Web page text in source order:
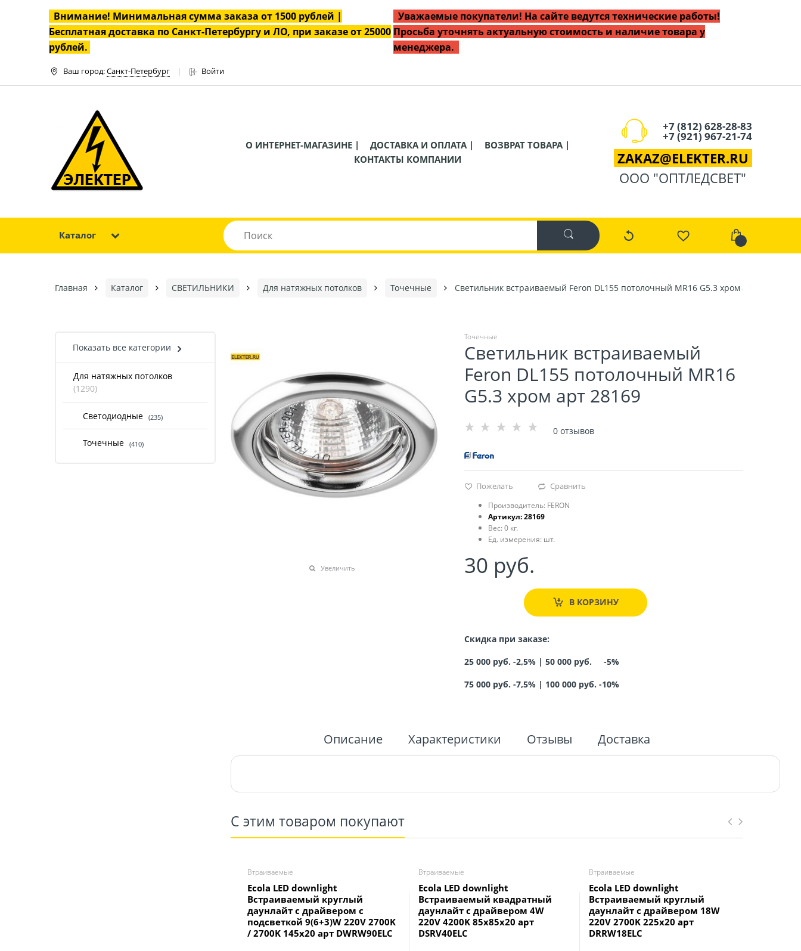
Внимание! Минимальная сумма заказа от 1500 рублей |
Бесплатная доставка по Санкт-Петербургу и ЛО, при заказе от 25000
рублей.
Уважаемые покупатели! На сайте ведутся технические работы!
Просьба уточнять актуальную стоимость и наличие товара у
менеджера.
Ваш город:Санкт-Петербург Войти
О ИНТЕРНЕТ-МАГАЗИНЕ | ДОСТАВКА И ОПЛАТА |
ВОЗВРАТ ТОВАРА |
КОНТАКТЫ КОМПАНИИ
+7 (812) 628-28-83
+7 (921) 967-21-74
ZAKAZ@ELEKTER.RU
ООО "ОПТЛЕДСВЕТ"
Каталог
Главная Каталог СВЕТИЛЬНИКИ Для натяжных потолков Точечные Светильник встраиваемый Feron DL155 потолочный MR16 G5.3 хром арт 28169
Показать все категории
Для натяжных потолков
(1290)
Светодиодные (235)
Точечные (410)
Увеличить
Точечные
Светильник встраиваемый
Feron DL155 потолочный MR16
G5.3 хром арт 28169
0 отзывов
Пожелать Сравнить
Производитель: FERON
Артикул:28169
Вес: 0 кг.
Ед. измерения: шт.
30 руб.
В КОРЗИНУ
Скидка при заказе:
25 000 руб. -2,5% | 50 000 руб. -5%
75 000 руб. -7,5%| 100 000 руб. -10%
Описание Характеристики Отзывы Доставка
С этим товаром покупают
Втраиваемые
Ecola LED downlight
Встраиваемый круглый
даунлайт с драйвером с
подсветкой 9(6+3)W 220V 2700K
/ 2700K 145x20 арт DWRW90ELC
Втраиваемые
Ecola LED downlight
Встраиваемый квадратный
даунлайт с драйвером 4W
220V 4200K 85x85x20 арт
DSRV40ELC
Втраиваемые
Ecola LED downlight
Встраиваемый круглый
даунлайт с драйвером 18W
220V 2700K 225x20 арт
DRRW18ELC